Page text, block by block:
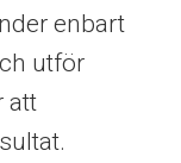
enbart
utför
att